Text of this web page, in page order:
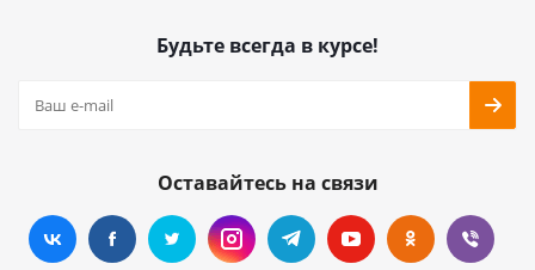
Будьте всегда в курсе!
Оставайтесь на связи